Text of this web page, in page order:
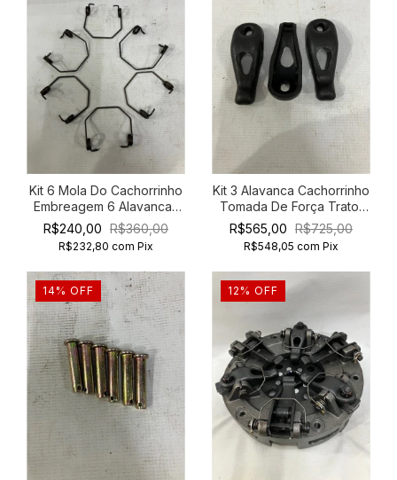
Kit 6 Mola Do Cachorrinho
Embreagem 6 Alavancas
Trator Jinma 204 254
R$240,00 R$360,00
R$232,80 com Pix
Kit 3 Alavanca Cachorrinho
Tomada De Força Trator
Foton 254
R$565,00 R$725,00
R$548,05 com Pix
14% OFF 12 % OFF